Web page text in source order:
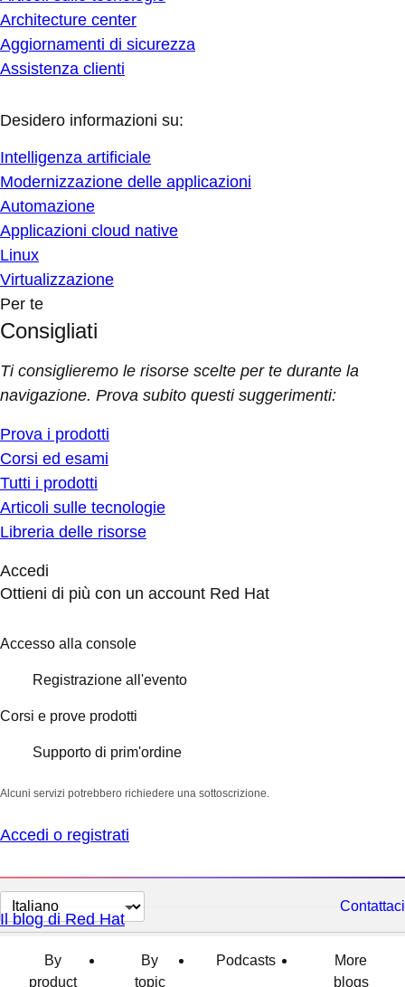
Architecture center
Aggiornamenti di sicurezza
Assistenza clienti
Desidero informazioni su:
Intelligenza artificiale
Modernizzazione delle applicazioni
Automazione
Applicazioni cloud native
Linux
Virtualizzazione
Per te
Consigliati
Ti consiglieremo le risorse scelte per te durante la
navigazione. Prova subito questi suggerimenti:
Prova i prodotti
Corsi ed esami
Tutti i prodotti
Articoli sulle tecnologie
Libreria delle risorse
Accedi
Ottieni di più con un account Red Hat
Accesso alla console
Registrazione all'evento
Corsi e prove prodotti
Supporto di prim'ordine
Alcuni servizi potrebbero richiedere una sottoscrizione.
Accedi o registrati
Cambia
lingua
Contattaci
Il blog di Red Hat
By
product
By
topic
Podcasts
More
blogs